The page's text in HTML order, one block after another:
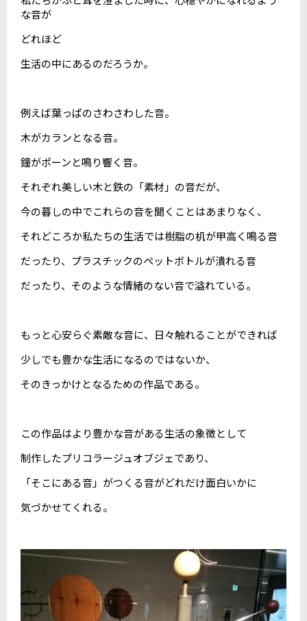
な音が
どれほど
生活の中にあるのだろうか。
例えば葉っぱのさわさわした音。
木がカランとなる音。
鐘がポーンと鳴り響く音。
それぞれ美しい木と鉄の「素材」の音だが、
今の暮しの中でこれらの音を聞くことはあまりなく、
それどころか私たちの生活では樹脂の机が甲高く鳴る音
だったり、プラスチックのペットボトルが潰れる音
だったり、そのような情緒のない音で溢れている。
もっと心安らぐ素敵な音に、日々触れることができれば
少しでも豊かな生活になるのではないか、
そのきっかけとなるための作品である。
この作品はより豊かな音がある生活の象徴として
制作したプリコラージュオブジェであり、
「そこにある音」がつくる音がどれだけ面白いかに
気づかせてくれる。